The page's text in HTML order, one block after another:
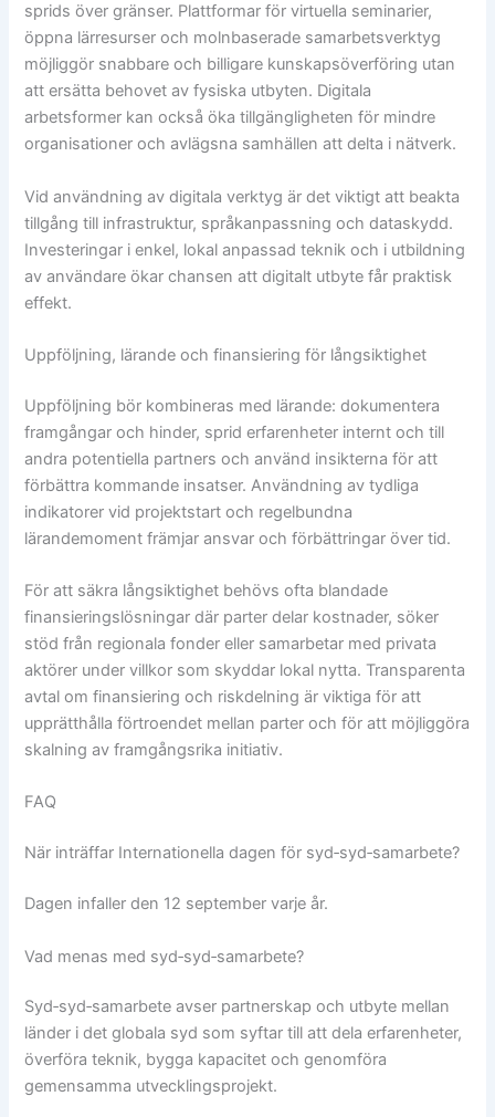
sprids över gränser. Plattformar för virtuella seminarier,
öppna lärresurser och molnbaserade samarbetsverktyg
möjliggör snabbare och billigare kunskapsöverföring utan
att ersätta behovet av fysiska utbyten. Digitala
arbetsformer kan också öka tillgängligheten för mindre
organisationer och avlägsna samhällen att delta i nätverk.
Vid användning av digitala verktyg är det viktigt att beakta
tillgång till infrastruktur, språkanpassning och dataskydd.
Investeringar i enkel, lokal anpassad teknik och i utbildning
av användare ökar chansen att digitalt utbyte får praktisk
effekt.
Uppföljning, lärande och finansiering för långsiktighet
Uppföljning bör kombineras med lärande: dokumentera
framgångar och hinder, sprid erfarenheter internt och till
andra potentiella partners och använd insikterna för att
förbättra kommande insatser. Användning av tydliga
indikatorer vid projektstart och regelbundna
lärandemoment främjar ansvar och förbättringar över tid.
För att säkra långsiktighet behövs ofta blandade
finansieringslösningar där parter delar kostnader, söker
stöd från regionala fonder eller samarbetar med privata
aktörer under villkor som skyddar lokal nytta. Transparenta
avtal om finansiering och riskdelning är viktiga för att
upprätthålla förtroendet mellan parter och för att möjliggöra
skalning av framgångsrika initiativ.
FAQ
När inträffar Internationella dagen för syd‑syd‑samarbete?
Dagen infaller den 12 september varje år.
Vad menas med syd‑syd‑samarbete?
Syd‑syd‑samarbete avser partnerskap och utbyte mellan
länder i det globala syd som syftar till att dela erfarenheter,
överföra teknik, bygga kapacitet och genomföra
gemensamma utvecklingsprojekt.